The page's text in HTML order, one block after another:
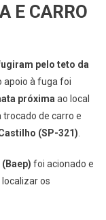
E CARRO
pelo teto da
apoio à fuga foi
próxima ao local
trocado de carro e
(SP-321)
foi acionado e
os